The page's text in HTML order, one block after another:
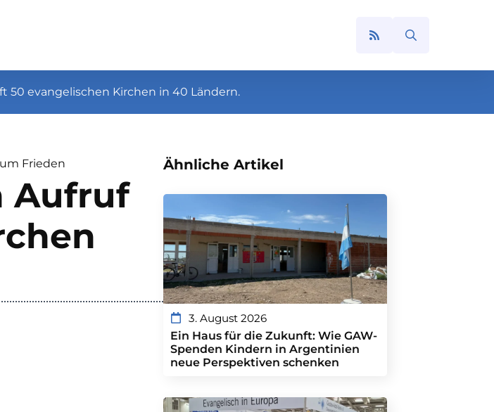
50 evangelischen Kirchen in 40 Ländern.
Frieden
Aufruf
Ähnliche Artikel
3. August 2026
Ein Haus für die Zukunft: Wie GAW-
Spenden Kindern in Argentinien
neue Perspektiven schenken